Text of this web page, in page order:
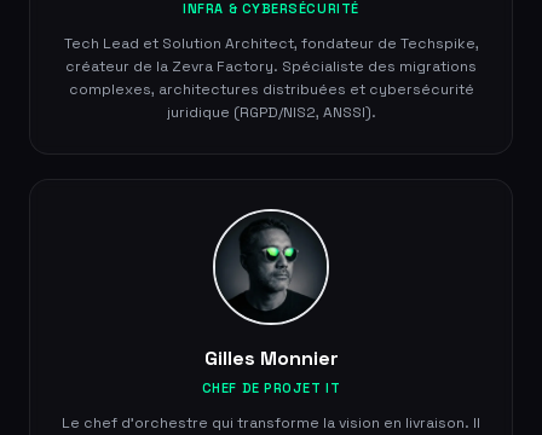
INFRA & CYBERSÉCURITÉ
Tech Lead et Solution Architect, fondateur de Techspike,
créateur de la Zevra Factory. Spécialiste des migrations
complexes, architectures distribuées et cybersécurité
juridique (RGPD/NIS2, ANSSI).
Gilles Monnier
CHEF DE PROJET IT
Le chef d'orchestre qui transforme la vision en livraison. Il